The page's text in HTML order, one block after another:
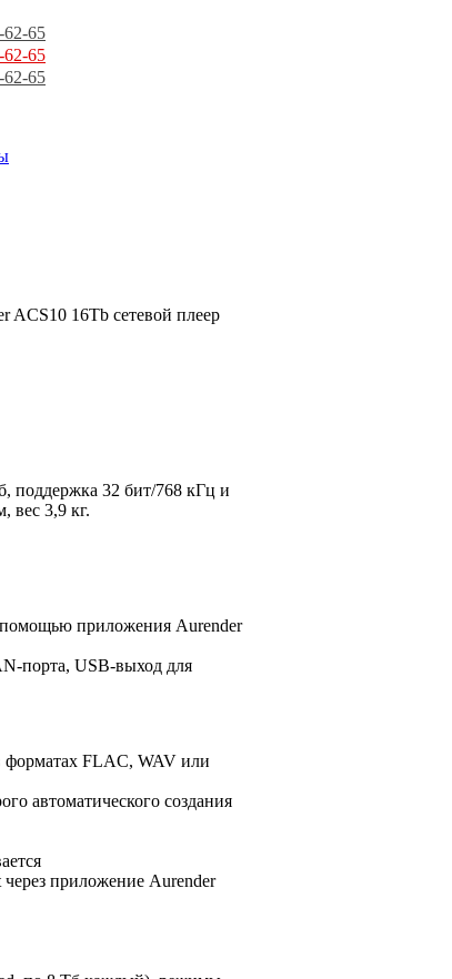
62-65
62-65
62-65
ACS10 16Tb сетевой плеер
поддержка 32 бит/768 кГц и
вес 3,9 кг.
приложения Aurender
порта, USB-выход для
форматах FLAC, WAV или
автоматического создания
приложение Aurender